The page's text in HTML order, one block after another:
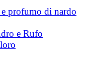
profumo di nardo
e Rufo